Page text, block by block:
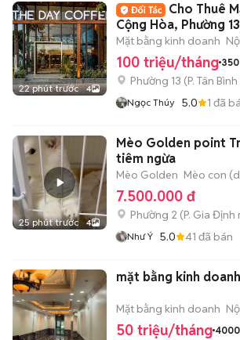
22 phút trước 4
Cho Thuê
Cộng Hòa, Phường
Mặt bằng kinh doanh
100 triệu/tháng 350
Phường 13 (P. Tân Bình
Ngọc Thúy 5.0 1 đã
25 phút trước 4
Mèo Golden point
tiêm ngừa
Mèo Golden Mèo con
7.500.000 đ
Phường 2 (P. Gia Định
Như Ý 5.0 41 đã bán
mặt bằng kinh
Mặt bằng kinh doanh
50 triệu/tháng 4000